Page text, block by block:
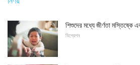
শিশুদের মধ্যে জীর্ণতা মস্তিষ্কে
ডিপ্রেশন